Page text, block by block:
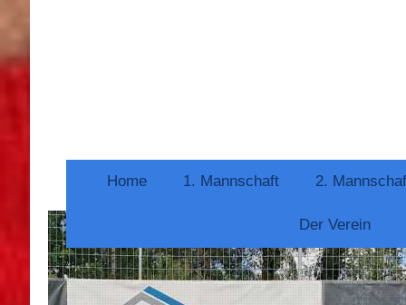
Home 1. Mannschaft 2.
Der Verein